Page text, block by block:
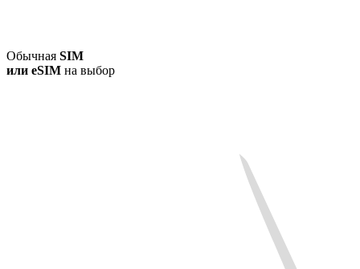
Обычная SIM
или eSIM на выбор